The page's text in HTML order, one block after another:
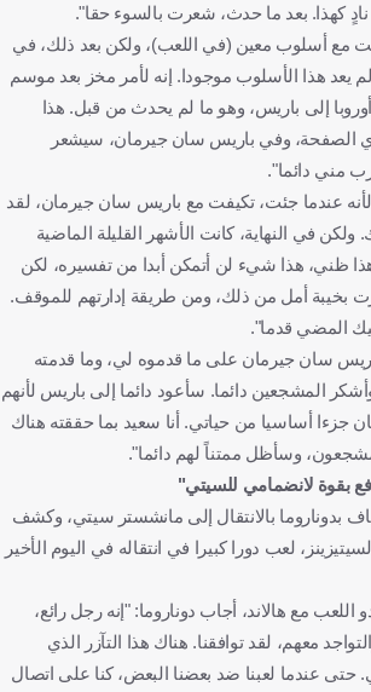
كهذا. بعد ما حدث، شعرت بالسوء حقا".
مع أسلوب معين (في اللعب)، ولكن بعد ذلك، في
لم يعد هذا الأسلوب موجودا. إنه لأمر مخز بعد موسم
إلى باريس، وهو ما لم يحدث من قبل. هذا
الصفحة، وفي باريس سان جيرمان، سيشعر
مني دائما".
عندما جئت، تكيفت مع باريس سان جيرمان، لقد
ولكن في النهاية، كانت الأشهر القليلة الماضية
ظني، هذا شيء لن أتمكن أبدا من تفسيره، لكن
بخيبة أمل من ذلك، ومن طريقة إدارتهم للموقف.
المضي قدما".
سان جيرمان على ما قدموه لي، وما قدمته
المشجعين دائما. سأعود دائما إلى باريس لأنهم
جزءا أساسيا من حياتي. أنا سعيد بما حققته هناك
وسأظل ممتناً لهم دائما".
بقوة لانضمامي للسيتي"
بدوناروما بالانتقال إلى مانشستر سيتي، وكشف
لعب دورا كبيرا في انتقاله في اليوم الأخير
مع هالاند، أجاب دوناروما: "إنه رجل رائع،
معهم، لقد توافقنا. هناك هذا التآزر الذي
عندما لعبنا ضد بعضنا البعض، كنا على اتصال